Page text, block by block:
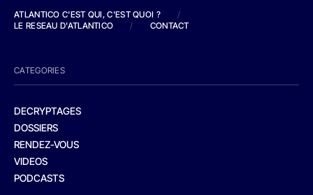
ATLANTICO C'EST QUI, C'EST QUOI ?
/
LE RESEAU D'ATLANTICO
/ CONTACT
CATEGORIES
DECRYPTAGES
DOSSIERS
RENDEZ-VOUS
VIDEOS
PODCASTS